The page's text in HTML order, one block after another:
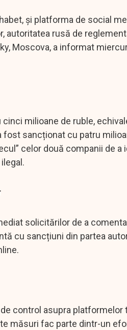
și platforma de social
autoritatea rusă de
Moscova, a informat
milioane de ruble,
sancționat cu patru
celor două companii de
solicitărilor de a
cu sancțiuni din partea
control asupra
măsuri fac parte dintr-un